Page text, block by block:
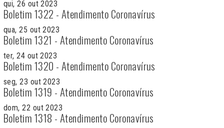
qui, 26 out 2023
Boletim 1322 - Atendimento Coronavírus
qua, 25 out 2023
Boletim 1321 - Atendimento Coronavírus
ter, 24 out 2023
Boletim 1320 - Atendimento Coronavírus
seg, 23 out 2023
Boletim 1319 - Atendimento Coronavírus
dom, 22 out 2023
Boletim 1318 - Atendimento Coronavírus